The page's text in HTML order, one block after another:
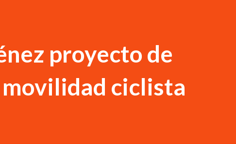
proyecto de
ciclista